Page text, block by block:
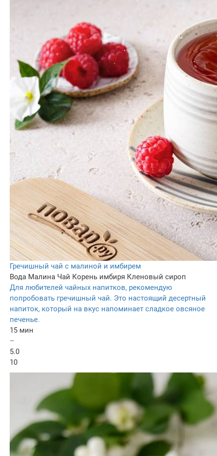
Гречишный чай с малиной и имбирем
Вода Малина Чай Корень имбиря Кленовый сироп
Для любителей чайных напитков, рекомендую
попробовать гречишный чай. Это настоящий десертный
напиток, который на вкус напоминает сладкое овсяное
печенье.
15 мин
–
5.0
10